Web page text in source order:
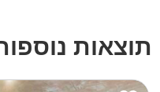
תוצאות